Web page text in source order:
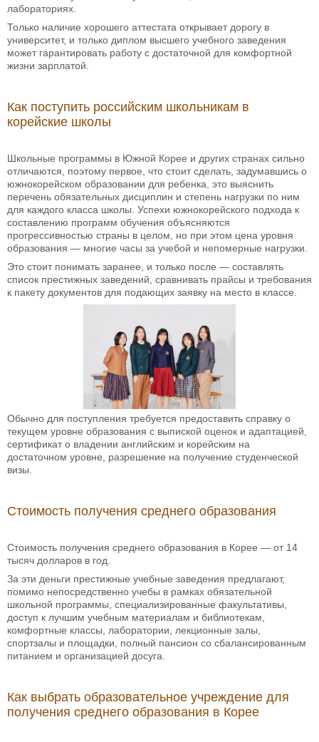
лабораториях.
Только наличие хорошего аттестата открывает дорогу в
университет, и только диплом высшего учебного заведения
может гарантировать работу с достаточной для комфортной
жизни зарплатой.
Как поступить российским школьникам в
корейские школы
Школьные программы в Южной Корее и других странах сильно
отличаются, поэтому первое, что стоит сделать, задумавшись о
южнокорейском образовании для ребенка, это выяснить
перечень обязательных дисциплин и степень нагрузки по ним
для каждого класса школы. Успехи южнокорейского подхода к
составлению программ обучения объясняются
прогрессивностью страны в целом, но при этом цена уровня
образования — многие часы за учебой и непомерные нагрузки.
Это стоит понимать заранее, и только после — составлять
список престижных заведений, сравнивать прайсы и требования
к пакету документов для подающих заявку на место в классе.
Обычно для поступления требуется предоставить справку о
текущем уровне образования с выпиской оценок и адаптацией,
сертификат о владении английским и корейским на
достаточном уровне, разрешение на получение студенческой
визы.
Стоимость получения среднего образования
Стоимость получения среднего образования в Корее — от 14
тысяч долларов в год.
За эти деньги престижные учебные заведения предлагают,
помимо непосредственно учебы в рамках обязательной
школьной программы, специализированные факультативы,
доступ к лучшим учебным материалам и библиотекам,
комфортные классы, лаборатории, лекционные залы,
спортзалы и площадки, полный пансион со сбалансированным
питанием и организацией досуга.
Как выбрать образовательное учреждение для
получения среднего образования в Корее